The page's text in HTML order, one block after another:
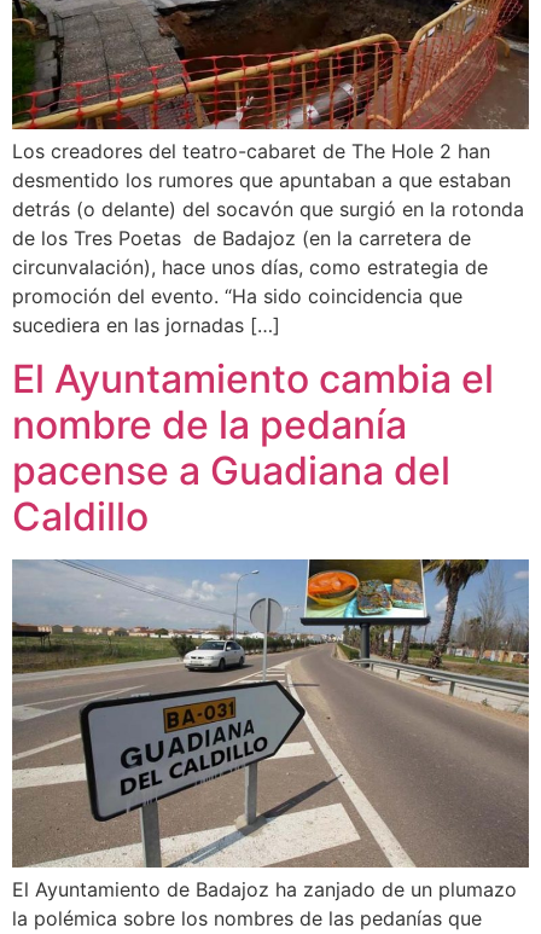
Los creadores del teatro-cabaret de The Hole 2 han
desmentido los rumores que apuntaban a que estaban
detrás (o delante) del socavón que surgió en la rotonda
de los Tres Poetas de Badajoz (en la carretera de
circunvalación), hace unos días, como estrategia de
promoción del evento. “Ha sido coincidencia que
sucediera en las jornadas […]
El Ayuntamiento cambia el
nombre de la pedanía
pacense a Guadiana del
Caldillo
El Ayuntamiento de Badajoz ha zanjado de un plumazo
la polémica sobre los nombres de las pedanías que